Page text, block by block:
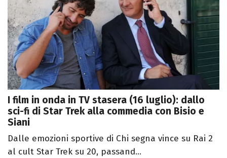
I film in onda in TV stasera (16 luglio): dallo
sci-fi di Star Trek alla commedia con Bisio e
Siani
Dalle emozioni sportive di Chi segna vince su Rai 2
al cult Star Trek su 20, passand...